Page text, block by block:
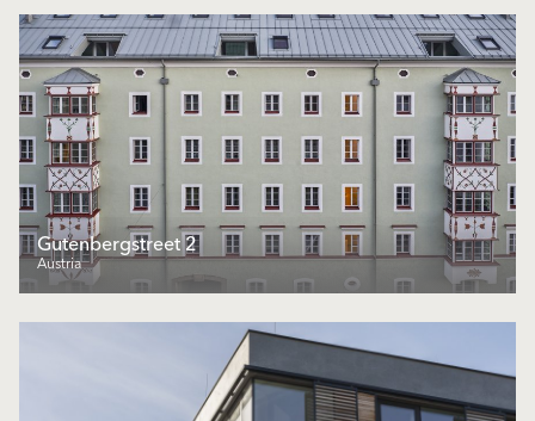
Gutenbergstreet 2
Austria